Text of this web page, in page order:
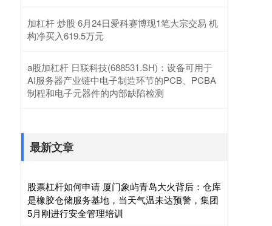
加杠杆 炒股 6月24日爱科赛博现1笔大宗交易 机
构净买入619.5万元
a股加杠杆 日联科技(688531.SH)：设备可用于
AI服务器产业链中电子制造环节的PCB、PCBA
制程和电子元器件的内部缺陷检测
最新文章
股票杠杆如何申请 厦门象屿青岛大火背后：仓库
是橡胶仓储服务基地，当天气温未达预警，集团
5月刚进行安全管理培训